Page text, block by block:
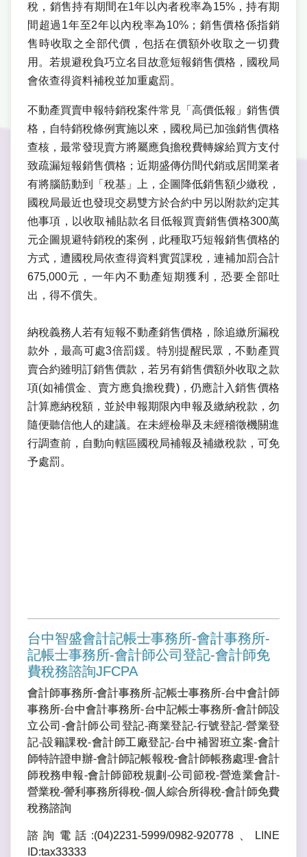
稅，銷售持有期間在1年以內者稅率為15%，持有期
間超過1年至2年以內稅率為10%；銷售價格係指銷
售時收取之全部代價，包括在價額外收取之一切費
用。若規避稅負巧立名目故意短報銷售價格，國稅局
會依查得資料補稅並加重處罰。
不動產買賣申報特銷稅案件常見「高價低報」銷售價
格，自特銷稅條例實施以來，國稅局已加強銷售價格
查核，最常發現賣方將屬應負擔稅費轉嫁給買方支付
致疏漏短報銷售價格；近期盛傳仿間代銷或居間業者
有將腦筋動到「稅基」上，企圖降低銷售額少繳稅，
國稅局最近也發現交易雙方於合約中另以附款約定其
他事項，以收取補貼款名目低報買賣銷售價格300萬
元企圖規避特銷稅的案例，此種取巧短報銷售價格的
方式，遭國稅局依查得資料實質課稅，連補加罰合計
675,000元，一年內不動產短期獲利，恐要全部吐
出，得不償失。
納稅義務人若有短報不動產銷售價格，除追繳所漏稅
款外，最高可處3倍罰鍰。特別提醒民眾，不動產買
賣合約雖明訂銷售價款，若另有銷售價額外收取之款
項(如補償金、賣方應負擔稅費)，仍應計入銷售價格
計算應納稅額，並於申報期限內申報及繳納稅款，勿
隨便聽信他人的建議。在未經檢舉及未經稽徵機關進
行調查前，自動向轄區國稅局補報及補繳稅款，可免
予處罰。
台中智盛會計記帳士事務所-會計事務所-
記帳士事務所-會計師公司登記-會計師免
費稅務諮詢JFCPA
會計師事務所-會計事務所-記帳士事務所-台中會計師
事務所-台中會計事務所-台中記帳士事務所-會計師設
立公司-會計師公司登記-商業登記-行號登記-營業登
記-設籍課稅-會計師工廠登記-台中補習班立案-會計
師特許證申辦-會計師記帳報稅-會計師帳務處理-會計
師稅務申報-會計師節稅規劃-公司節稅-營造業會計-
營業稅-謍利事務所得稅-個人綜合所得稅-會計師免費
稅務諮詢
諮詢電話:(04)2231-5999/0982-920778、LINE
ID:tax33333